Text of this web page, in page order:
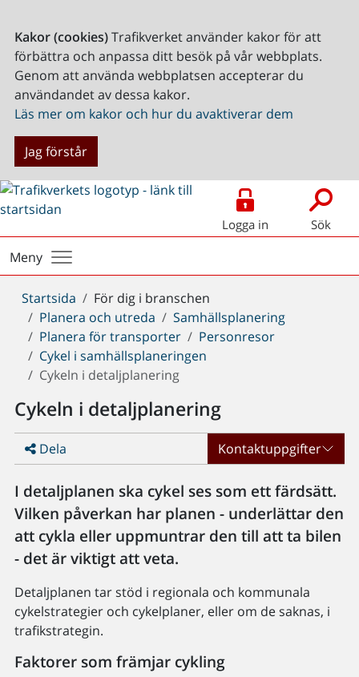
Kakor (cookies)Trafikverket använder kakor för att
förbättra och anpassa ditt besök på vår webbplats.
Genom att använda webbplatsen accepterar du
användandet av dessa kakor.
Läs mer om kakor och hur du avaktiverar dem
Jag förstår
Logga in Sök
Meny
Du
är
här:
Startsida
För dig i branschen
Planera och utreda
Samhällsplanering
Planera för transporter
Personresor
Cykel i samhällsplaneringen
Cykeln i detaljplanering
Cykeln i detaljplanering
Dela Kontaktuppgifter
I detaljplanen ska cykel ses som ett färdsätt.
Vilken påverkan har planen - underlättar den
att cykla eller uppmuntrar den till att ta bilen
- det är viktigt att veta.
Detaljplanen tar stöd i regionala och kommunala
cykelstrategier och cykelplaner, eller om de saknas, i
trafikstrategin.
Faktorer som främjar cykling